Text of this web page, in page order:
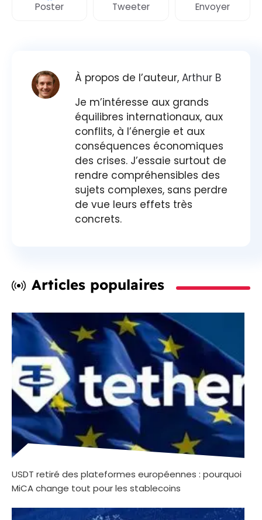
Poster Tweeter Envoyer
À propos de l’auteur, Arthur B
Je m’intéresse aux grands
équilibres internationaux, aux
conflits, à l’énergie et aux
conséquences économiques
des crises. J’essaie surtout de
rendre compréhensibles des
sujets complexes, sans perdre
de vue leurs effets très
concrets.
Articles populaires
USDT retiré des plateformes européennes : pourquoi
MiCA change tout pour les stablecoins